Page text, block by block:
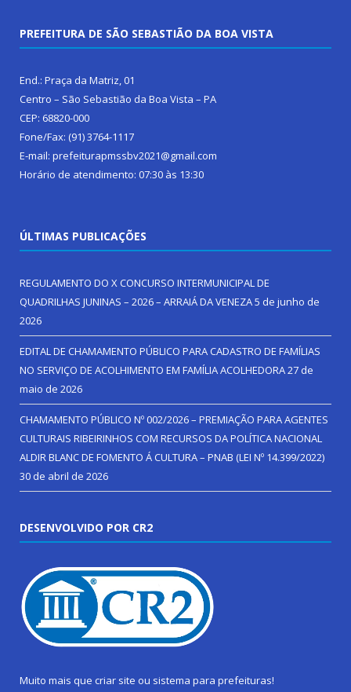
PREFEITURA DE SÃO SEBASTIÃO DA BOA VISTA
End.: Praça da Matriz, 01
Centro – São Sebastião da Boa Vista – PA
CEP: 68820-000
Fone/Fax: (91) 3764-1117
E-mail: prefeiturapmssbv2021@gmail.com
Horário de atendimento: 07:30 às 13:30
ÚLTIMAS PUBLICAÇÕES
REGULAMENTO DO X CONCURSO INTERMUNICIPAL DE
QUADRILHAS JUNINAS – 2026 – ARRAIÁ DA VENEZA5 de junho de
2026
EDITAL DE CHAMAMENTO PÚBLICO PARA CADASTRO DE FAMÍLIAS
NO SERVIÇO DE ACOLHIMENTO EM FAMÍLIA ACOLHEDORA27 de
maio de 2026
CHAMAMENTO PÚBLICO Nº 002/2026 – PREMIAÇÃO PARA AGENTES
CULTURAIS RIBEIRINHOS COM RECURSOS DA POLÍTICA NACIONAL
ALDIR BLANC DE FOMENTO Á CULTURA – PNAB (LEI Nº 14.399/2022)
30 de abril de 2026
DESENVOLVIDO POR CR2
Muito mais que criar site ou sistema para prefeituras!